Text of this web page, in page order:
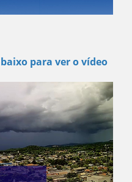
para ver o vídeo